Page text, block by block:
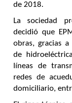
de 2018.
La sociedad
decidió que
obras, gracias
de
líneas de
redes de
domiciliario,